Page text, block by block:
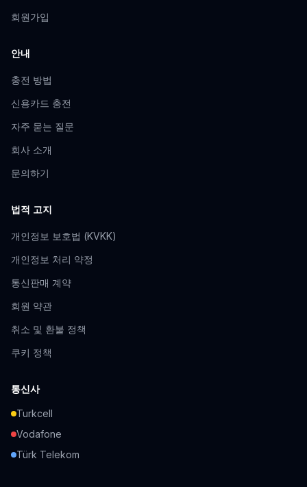
회원가입
안내
충전 방법
신용카드 충전
자주 묻는 질문
회사 소개
문의하기
법적 고지
개인정보 보호법 (KVKK)
개인정보 처리 약정
통신판매 계약
회원 약관
취소 및 환불 정책
쿠키 정책
통신사
Turkcell
Vodafone
Türk Telekom